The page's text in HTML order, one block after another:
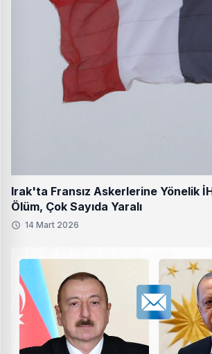
Irak'ta Fransız Askerlerine Yönelik
Ölüm, Çok Sayıda Yaralı
14 Mart 2026